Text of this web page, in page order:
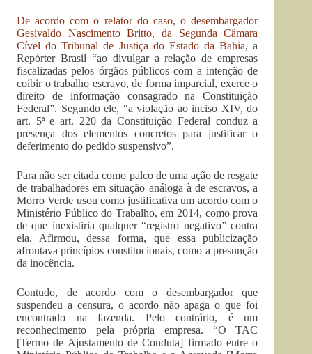
De acordo com o relator do caso, o desembargador
Gesivaldo Nascimento Britto, da Segunda Câmara
Cível do Tribunal de Justiça do Estado da Bahia, a
Repórter Brasil “ao divulgar a relação de empresas
fiscalizadas pelos órgãos públicos com a intenção de
coibir o trabalho escravo, de forma imparcial, exerce o
direito de informação consagrado na Constituição
Federal”. Segundo ele, “a violação ao inciso XIV, do
art. 5ª e art. 220 da Constituição Federal conduz a
presença dos elementos concretos para justificar o
deferimento do pedido suspensivo”.
Para não ser citada como palco de uma ação de resgate
de trabalhadores em situação análoga à de escravos, a
Morro Verde usou como justificativa um acordo com o
Ministério Público do Trabalho, em 2014, como prova
de que inexistiria qualquer “registro negativo” contra
ela. Afirmou, dessa forma, que essa publicização
afrontava princípios constitucionais, como a presunção
da inocência.
Contudo, de acordo com o desembargador que
suspendeu a censura, o acordo não apaga o que foi
encontrado na fazenda. Pelo contrário, é um
reconhecimento pela própria empresa. “O TAC
[Termo de Ajustamento de Conduta] firmado entre o